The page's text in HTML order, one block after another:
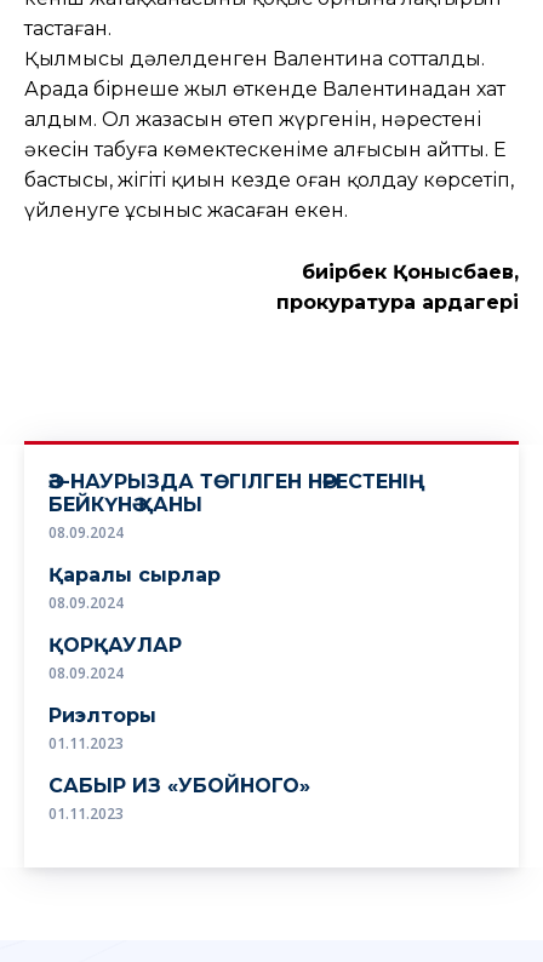
тастаған.
Қылмысы дәлелденген Валентина сотталды.
Арада бірнеше жыл өткенде Валентинадан хат
алдым. Ол жазасын өтеп жүргенін, нәрестенің
әкесін табуға көмектескеніме алғысын айтты. Ең
бастысы, жігіті қиын кезде оған қолдау көрсетіп,
үйленуге ұсыныс жасаған екен.
Әбиірбек Қонысбаев,
прокуратура ардагері
ӘЗ-НАУРЫЗДА ТӨГІЛГЕН НӘРЕСТЕНІҢ
БЕЙКҮНӘ ҚАНЫ
08.09.2024
Қаралы сырлар
08.09.2024
ҚОРҚАУЛАР
08.09.2024
Риэлторы
01.11.2023
САБЫР ИЗ «УБОЙНОГО»
01.11.2023